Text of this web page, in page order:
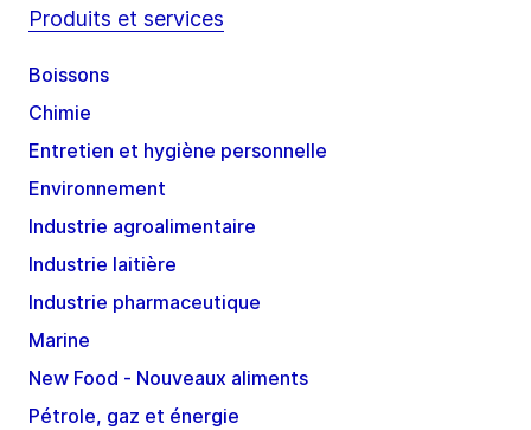
Produits et services
Boissons
Chimie
Entretien et hygiène personnelle
Environnement
Industrie agroalimentaire
Industrie laitière
Industrie pharmaceutique
Marine
New Food - Nouveaux aliments
Pétrole, gaz et énergie